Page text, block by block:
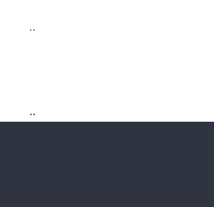
..
..